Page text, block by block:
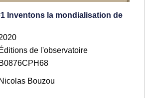
Inventons la mondialisation de
Éditions de l'observatoire
B0876CPH68
Nicolas Bouzou